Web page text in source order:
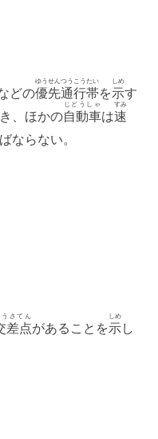
どの優先
ゆうせん
通行
つうこう
帯
たい
を示
しめ
す
、ほかの自動車
じどうしゃ
は速
すみ
ならない。
差点
うさてん
があることを示
しめ
し